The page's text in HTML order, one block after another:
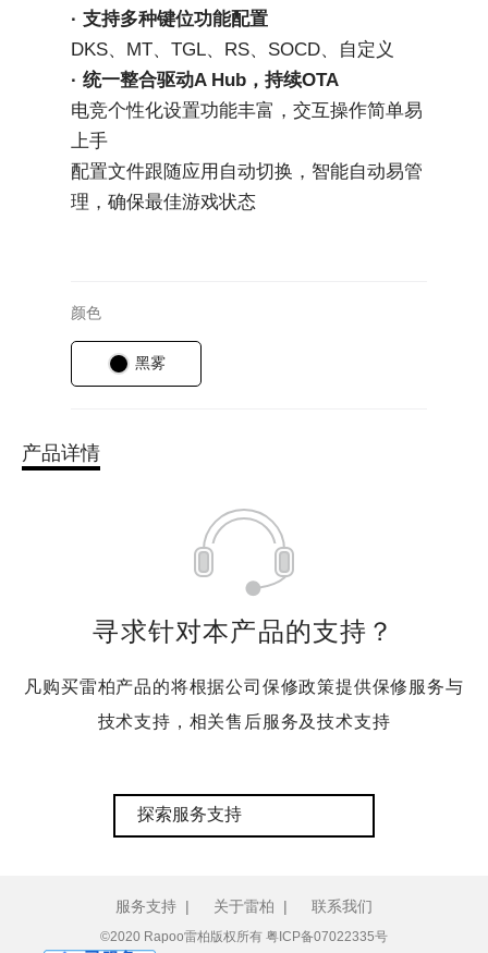
· 支持多种键位功能配置
DKS、MT、TGL、RS、SOCD、自定义
· 统一整合驱动A Hub，持续OTA
电竞个性化设置功能丰富，交互操作简单易
上手
配置文件跟随应用自动切换，智能自动易管
理，确保最佳游戏状态
颜色
黑雾
产品详情
寻求针对本产品的支持？
凡购买雷柏产品的将根据公司保修政策提供保修服务与
技术支持，相关售后服务及技术支持
探索服务支持
服务支持 | 关于雷柏 | 联系我们
©2020 Rapoo雷柏版权所有 粤ICP备07022335号